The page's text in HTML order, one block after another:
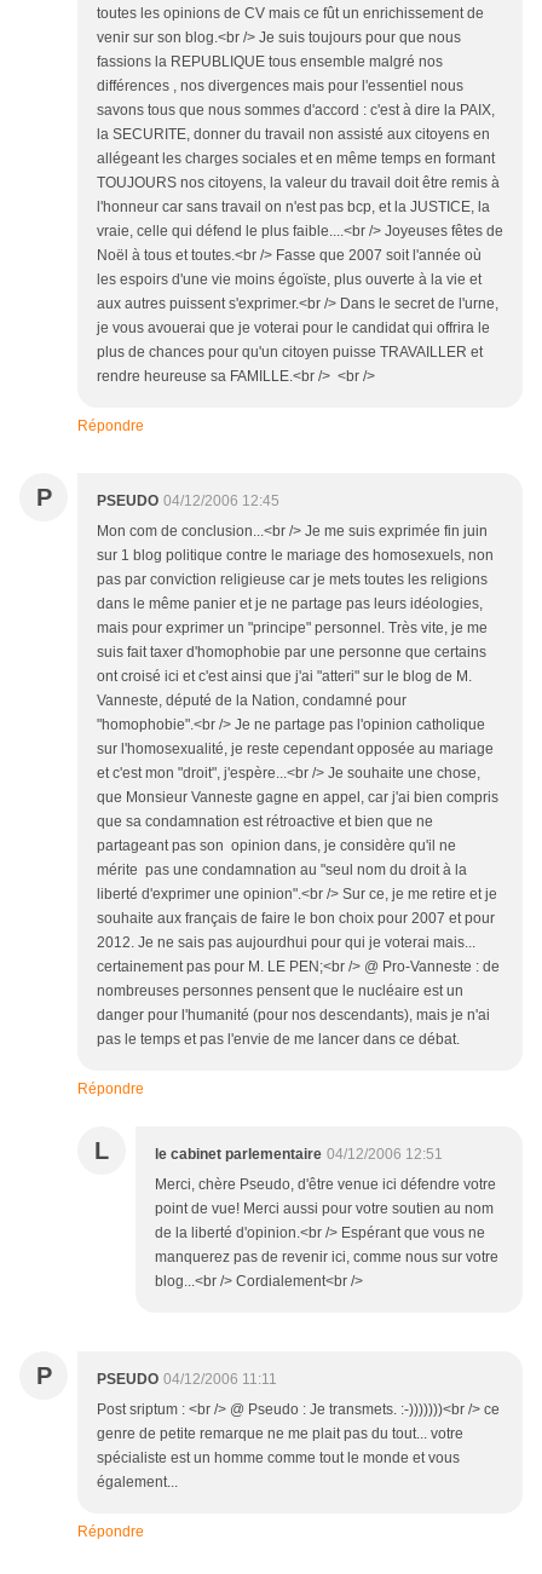
toutes les opinions de CV mais ce fût un enrichissement de
venir sur son blog.<br /> Je suis toujours pour que nous
fassions la REPUBLIQUE tous ensemble malgré nos
différences , nos divergences mais pour l'essentiel nous
savons tous que nous sommes d'accord : c'est à dire la PAIX,
la SECURITE, donner du travail non assisté aux citoyens en
allégeant les charges sociales et en même temps en formant
TOUJOURS nos citoyens, la valeur du travail doit être remis à
l'honneur car sans travail on n'est pas bcp, et la JUSTICE, la
vraie, celle qui défend le plus faible....<br /> Joyeuses fêtes de
Noël à tous et toutes.<br /> Fasse que 2007 soit l'année où
les espoirs d'une vie moins égoïste, plus ouverte à la vie et
aux autres puissent s'exprimer.<br /> Dans le secret de l'urne,
je vous avouerai que je voterai pour le candidat qui offrira le
plus de chances pour qu'un citoyen puisse TRAVAILLER et
rendre heureuse sa FAMILLE.<br /> <br />
Répondre
P PSEUDO 04/12/2006 12:45
Mon com de conclusion...<br /> Je me suis exprimée fin juin
sur 1 blog politique contre le mariage des homosexuels, non
pas par conviction religieuse car je mets toutes les religions
dans le même panier et je ne partage pas leurs idéologies,
mais pour exprimer un "principe" personnel. Très vite, je me
suis fait taxer d'homophobie par une personne que certains
ont croisé ici et c'est ainsi que j'ai "atteri" sur le blog de M.
Vanneste, député de la Nation, condamné pour
"homophobie".<br /> Je ne partage pas l'opinion catholique
sur l'homosexualité, je reste cependant opposée au mariage
et c'est mon "droit", j'espère...<br /> Je souhaite une chose,
que Monsieur Vanneste gagne en appel, car j'ai bien compris
que sa condamnation est rétroactive et bien que ne
partageant pas son opinion dans, je considère qu'il ne
mérite pas une condamnation au "seul nom du droit à la
liberté d'exprimer une opinion".<br /> Sur ce, je me retire et je
souhaite aux français de faire le bon choix pour 2007 et pour
2012. Je ne sais pas aujourdhui pour qui je voterai mais...
certainement pas pour M. LE PEN;<br /> @ Pro-Vanneste : de
nombreuses personnes pensent que le nucléaire est un
danger pour l'humanité (pour nos descendants), mais je n'ai
pas le temps et pas l'envie de me lancer dans ce débat.
Répondre
L le cabinet parlementaire 04/12/2006 12:51
Merci, chère Pseudo, d'être venue ici défendre votre
point de vue! Merci aussi pour votre soutien au nom
de la liberté d'opinion.<br /> Espérant que vous ne
manquerez pas de revenir ici, comme nous sur votre
blog...<br /> Cordialement<br />
P PSEUDO 04/12/2006 11:11
Post sriptum : <br /> @ Pseudo : Je transmets. :-)))))))<br /> ce
genre de petite remarque ne me plait pas du tout... votre
spécialiste est un homme comme tout le monde et vous
également...
Répondre